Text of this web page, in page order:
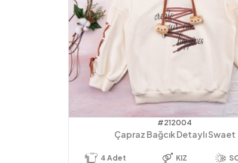
#212004
Çapraz Bağcık Detaylı Swaet
4 Adet KIZ